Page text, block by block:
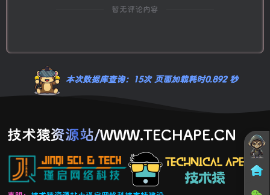
暂无评论内容
本次数据库查询：15次 页面加载耗时0.892 秒
技术猿资源站/WWW.TECHAPE.CN